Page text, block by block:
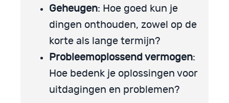
Geheugen: Hoe goed kun je
dingen onthouden, zowel op de
korte als lange termijn?
Probleemoplossend vermogen:
Hoe bedenk je oplossingen voor
uitdagingen en problemen?